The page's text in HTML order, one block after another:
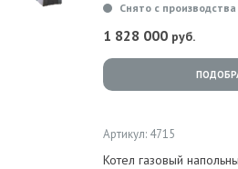
Снято с производства
1 828 000 руб.
Артикул: 4715
Котел газовый